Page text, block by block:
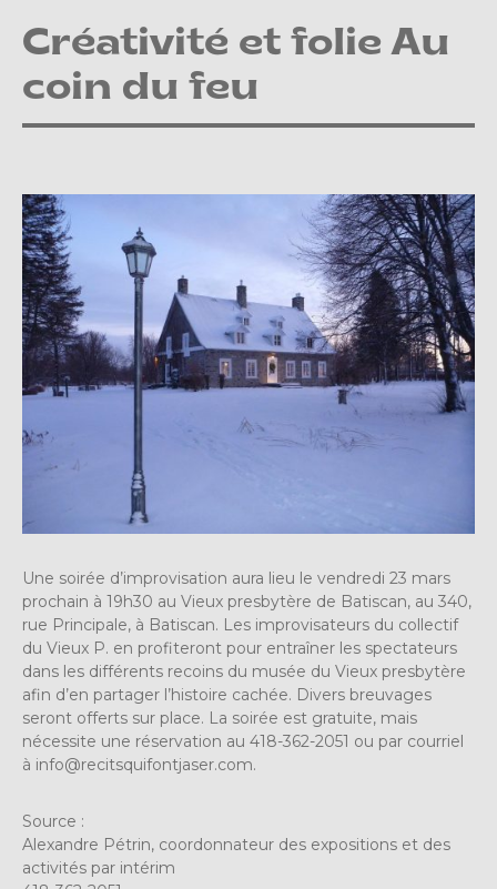
Créativité et folie Au
coin du feu
Une soirée d’improvisation aura lieu le vendredi 23 mars
prochain à 19h30 au Vieux presbytère de Batiscan, au 340,
rue Principale, à Batiscan. Les improvisateurs du collectif
du Vieux P. en profiteront pour entraîner les spectateurs
dans les différents recoins du musée du Vieux presbytère
afin d’en partager l’histoire cachée. Divers breuvages
seront offerts sur place. La soirée est gratuite, mais
nécessite une réservation au 418-362-2051 ou par courriel
à info@recitsquifontjaser.com.
Source :
Alexandre Pétrin, coordonnateur des expositions et des
activités par intérim